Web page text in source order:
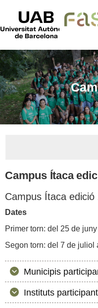
Campus Ítaca
Campus Ítaca edició
Dates
Primer torn: del 25 de
Segon torn: del 7 de
Municipis
Instituts